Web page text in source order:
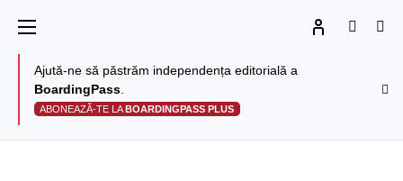
Ajută-ne să păstrăm independența editorială a
BoardingPass
ABONEAZĂ-TE LABOARDINGPASS PLUS